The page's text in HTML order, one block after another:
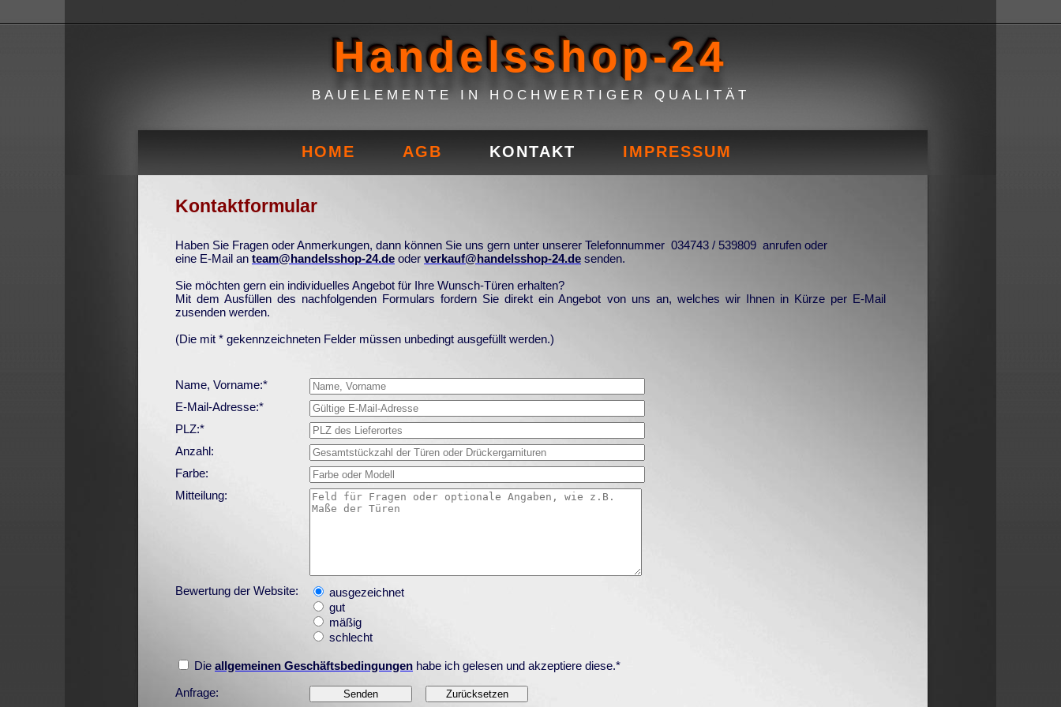
Handelsshop-24
BAUELEMENTE IN HOCHWERTIGER QUALITÄT
HOME AGB KONTAKT IMPRESSUM
Kontaktformular
Haben Sie Fragen oder Anmerkungen, dann können Sie uns gern unter unserer Telefonnummer 034743 / 539809 anrufen oder
eine E-Mail an team@handelsshop-24.de oder verkauf@handelsshop-24.de senden.
Sie möchten gern ein individuelles Angebot für Ihre Wunsch-Türen erhalten?
Mit dem Ausfüllen des nachfolgenden Formulars fordern Sie direkt ein Angebot von uns an, welches wir Ihnen in Kürze per E-Mail
zusenden werden.
(Die mit * gekennzeichneten Felder müssen unbedingt ausgefüllt werden.)
Name, Vorname:*
E-Mail-Adresse:*
PLZ:*
Anzahl:
Farbe:
Mitteilung:
Bewertung der Website:
ausgezeichnet
gut
mäßig
schlecht
Die allgemeinen Geschäftsbedingungen habe ich gelesen und akzeptiere diese.*
Anfrage: